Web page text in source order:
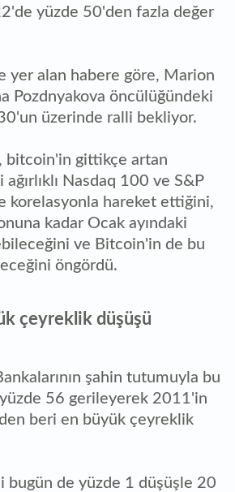
yüzde 50'den fazla değer
yer alan habere göre, Marion
Pozdnyakova öncülüğündeki
üzerinde ralli bekliyor.
bitcoin'in gittikçe artan
Nasdaq 100 ve S&P
korelasyonla hareket ettiğini,
kadar Ocak ayındaki
ve Bitcoin'in de bu
öngördü.
çeyreklik düşüşü
şahin tutumuyla bu
yüzde 56 gerileyerek 2011'in
beri en büyük çeyreklik
bugün de yüzde 1 düşüşle 20